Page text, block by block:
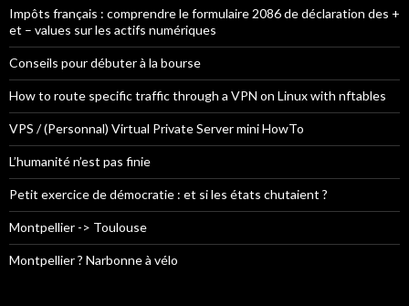
Impôts français : comprendre le formulaire 2086 de déclaration des +
et – values sur les actifs numériques
Conseils pour débuter à la bourse
How to route specific traffic through a VPN on Linux with nftables
VPS / (Personnal) Virtual Private Server mini HowTo
L’humanité n’est pas finie
Petit exercice de démocratie : et si les états chutaient ?
Montpellier -> Toulouse
Montpellier ? Narbonne à vélo